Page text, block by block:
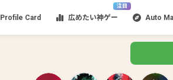
Profile Card
注目
広めたい神ゲー Auto